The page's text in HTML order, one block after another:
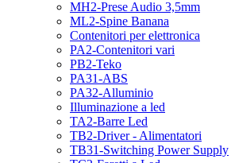
MH2-Prese Audio 3,5mm
ML2-Spine Banana
Contenitori per elettronica
PA2-Contenitori vari
PB2-Teko
PA31-ABS
PA32-Alluminio
Illuminazione a led
TA2-Barre Led
TB2-Driver - Alimentatori
TB31-Switching Power Supply